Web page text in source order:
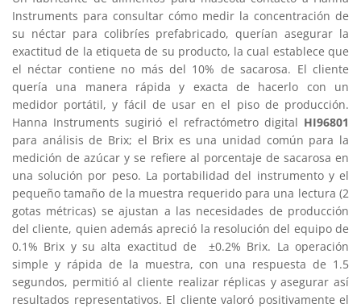
Instruments para consultar cómo medir la concentración de
su néctar para colibríes prefabricado, querían asegurar la
exactitud de la etiqueta de su producto, la cual establece que
el néctar contiene no más del 10% de sacarosa. El cliente
quería una manera rápida y exacta de hacerlo con un
medidor portátil, y fácil de usar en el piso de producción.
Hanna Instruments sugirió el refractómetro digital HI96801
para análisis de Brix; el Brix es una unidad común para la
medición de azúcar y se refiere al porcentaje de sacarosa en
una solución por peso. La portabilidad del instrumento y el
pequeño tamaño de la muestra requerido para una lectura (2
gotas métricas) se ajustan a las necesidades de producción
del cliente, quien además apreció la resolución del equipo de
0.1% Brix y su alta exactitud de ±0.2% Brix. La operación
simple y rápida de la muestra, con una respuesta de 1.5
segundos, permitió al cliente realizar réplicas y asegurar así
resultados representativos. El cliente valoró positivamente el